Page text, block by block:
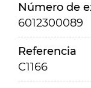
Número de
6012300089
Referencia
C1166